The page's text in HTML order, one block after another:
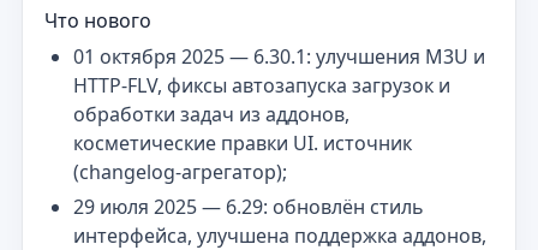
Что нового
01 октября 2025 — 6.30.1: улучшения M3U и
HTTP-FLV, фиксы автозапуска загрузок и
обработки задач из аддонов,
косметические правки UI. источник
(changelog-агрегатор);
29 июля 2025 — 6.29: обновлён стиль
интерфейса, улучшена поддержка аддонов,